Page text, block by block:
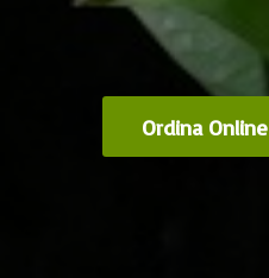
Ordina Online